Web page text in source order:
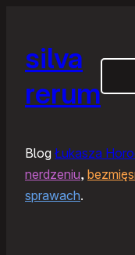
silva
rerum
Blog Łukasza
nerdzeniu,
sprawach.